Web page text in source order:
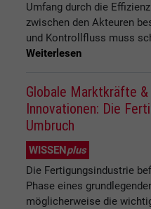
Umfang durch die
zwischen den Akteuren
und Kontrollfluss muss
Weiterlesen
Globale Marktkräfte
Innovationen: Die
Umbruch
WISSENplus
Die Fertigungsindustrie
Phase eines
möglicherweise die